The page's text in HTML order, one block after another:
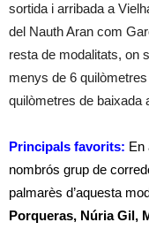
sortida i arribada a
del Nauth Aran com
resta de modalitats, on
menys de 6
quilòmetres de baixada
Principals favorits: En
nombrós grup de
palmarès d’aquesta
Porqueras, Núria Gil,